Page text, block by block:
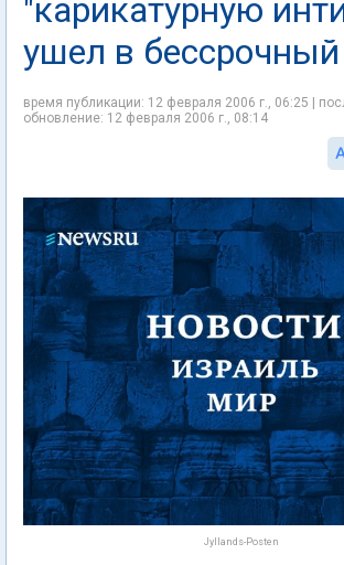
"карикатурную
ушел в бессрочный
время публикации: 12 февраля 2006 г., 06:25 |
обновление: 12 февраля 2006 г., 08:14
Jyllands-Posten